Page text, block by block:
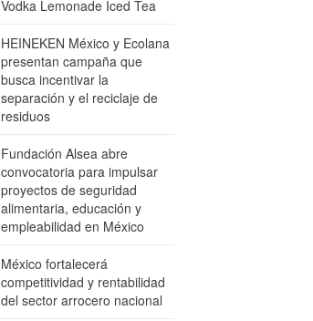
Vodka Lemonade Iced Tea
HEINEKEN México y Ecolana
presentan campaña que
busca incentivar la
separación y el reciclaje de
residuos
Fundación Alsea abre
convocatoria para impulsar
proyectos de seguridad
alimentaria, educación y
empleabilidad en México
México fortalecerá
competitividad y rentabilidad
del sector arrocero nacional